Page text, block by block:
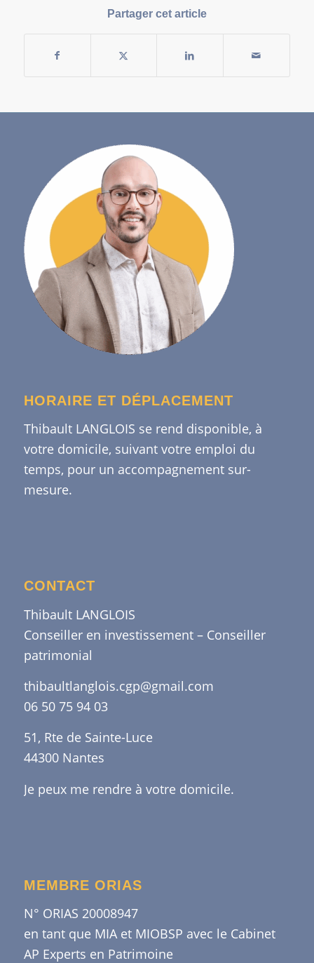
Partager cet article
HORAIRE ET DÉPLACEMENT
Thibault LANGLOIS se rend disponible, à
votre domicile, suivant votre emploi du
temps, pour un accompagnement sur-
mesure.
CONTACT
Thibault LANGLOIS
Conseiller en investissement – Conseiller
patrimonial
thibaultlanglois.cgp@gmail.com
06 50 75 94 03
51, Rte de Sainte-Luce
44300 Nantes
Je peux me rendre à votre domicile.
MEMBRE ORIAS
N° ORIAS 20008947
en tant que MIA et MIOBSP avec le Cabinet
AP Experts en Patrimoine